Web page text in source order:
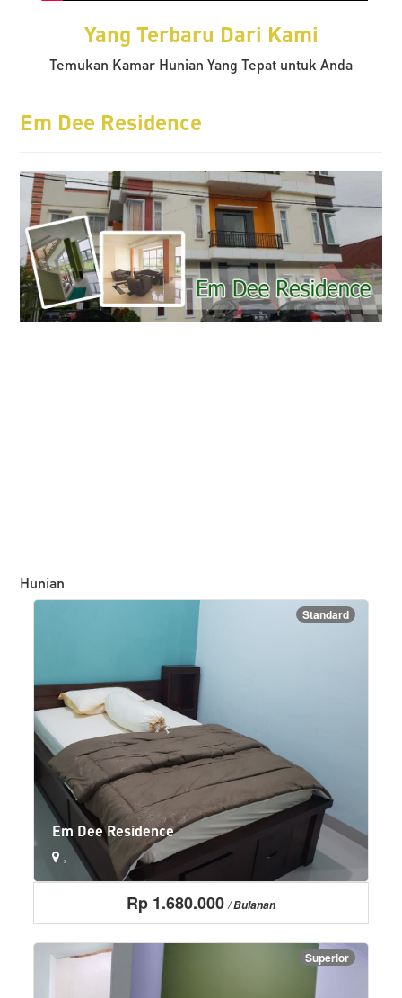
Yang Terbaru Dari Kami
Temukan Kamar Hunian Yang Tepat untuk Anda
Em Dee Residence
Hunian
Standard
Em Dee Residence
,
Alas kasur diganti 1x seminggu
Dispenser panas/dingin/biasa
More+
Rp 1.680.000 / Bulanan
Superior